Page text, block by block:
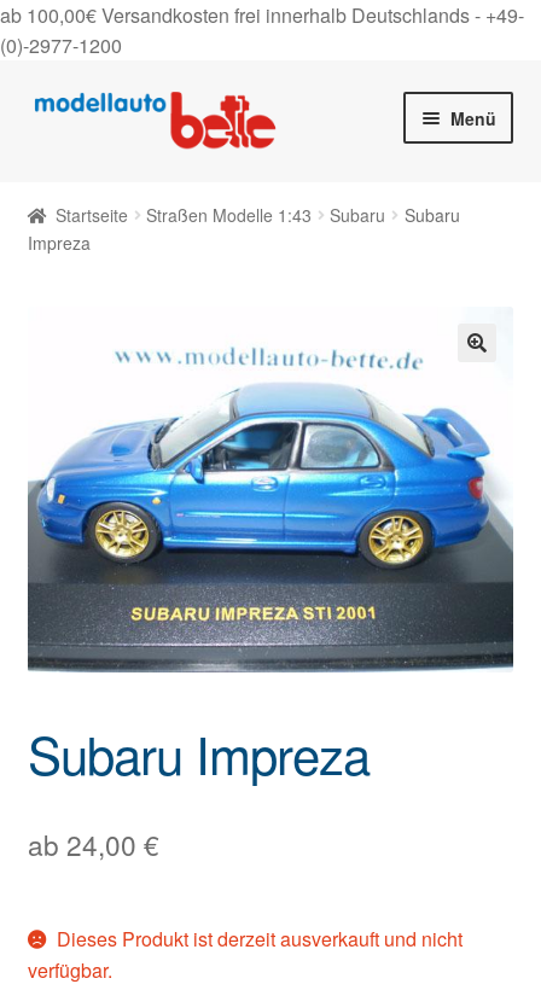
ab 100,00€ Versandkosten frei innerhalb Deutschlands - +49-
(0)-2977-1200
Zur
Zum
Menü
Shop
On Tour
Kontakt
Startseite Straßen Modelle 1:43 Subaru
Subaru
Impreza
Subaru Impreza
ab 24,00 €
Dieses Produkt ist derzeit ausverkauft und nicht
verfügbar.